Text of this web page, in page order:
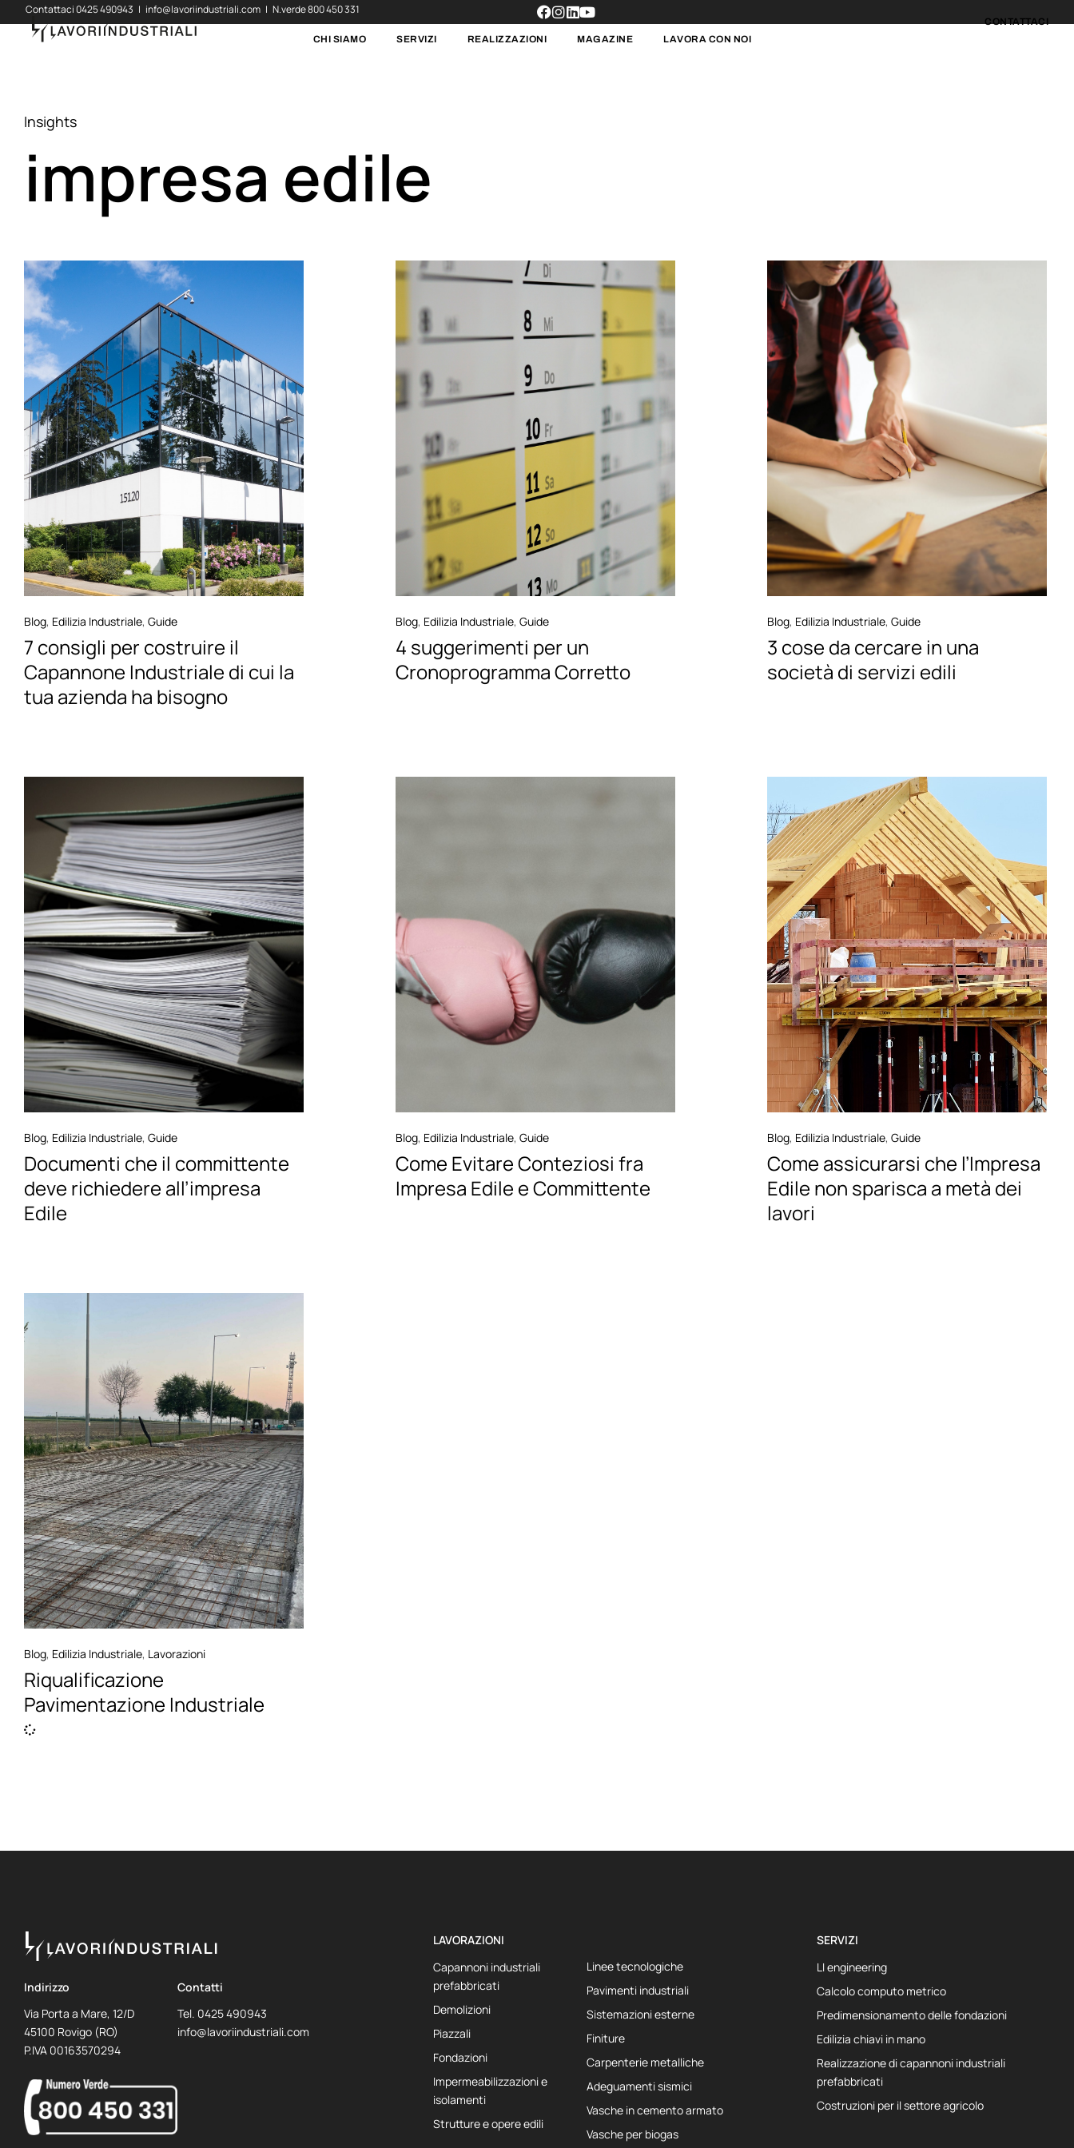
Contattaci0425 490943 | info@lavoriindustriali.com | N.verde800 450 331
CHI SIAMO SERVIZI REALIZZAZIONI MAGAZINE LAVORA CON NOI
CONTATTACI
Insights
impresa edile
Blog, Edilizia Industriale, Guide
7 consigli per costruire il
Capannone Industriale di cui la
tua azienda ha bisogno
Blog, Edilizia Industriale, Guide
4 suggerimenti per un
Cronoprogramma Corretto
Blog, Edilizia Industriale, Guide
3 cose da cercare in una
società di servizi edili
Blog, Edilizia Industriale, Guide
Documenti che il committente
deve richiedere all’impresa
Edile
Blog, Edilizia Industriale, Guide
Come Evitare Conteziosi fra
Impresa Edile e Committente
Blog, Edilizia Industriale, Guide
Come assicurarsi che l’Impresa
Edile non sparisca a metà dei
lavori
Blog, Edilizia Industriale, Lavorazioni
Riqualificazione
Pavimentazione Industriale
Indirizzo
Via Porta a Mare, 12/D
45100 Rovigo (RO)
P.IVA 00163570294
Contatti
Tel. 0425 490943
info@lavoriindustriali.com
LAVORAZIONI
Capannoni industriali
prefabbricati
Demolizioni
Piazzali
Fondazioni
Impermeabilizzazioni e
isolamenti
Strutture e opere edili
Linee tecnologiche
Pavimenti industriali
Sistemazioni esterne
Finiture
Carpenterie metalliche
Adeguamenti sismici
Vasche in cemento armato
Vasche per biogas
SERVIZI
LI engineering
Calcolo computo metrico
Predimensionamento delle fondazioni
Edilizia chiavi in mano
Realizzazione di capannoni industriali
prefabbricati
Costruzioni per il settore agricolo